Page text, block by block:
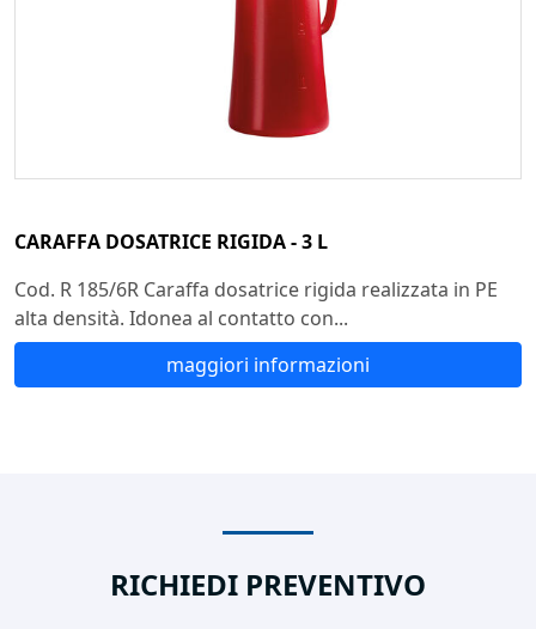
CARAFFA DOSATRICE RIGIDA - 3 L
Cod. R 185/6R Caraffa dosatrice rigida realizzata in PE
alta densità. Idonea al contatto con...
maggiori informazioni
RICHIEDI PREVENTIVO